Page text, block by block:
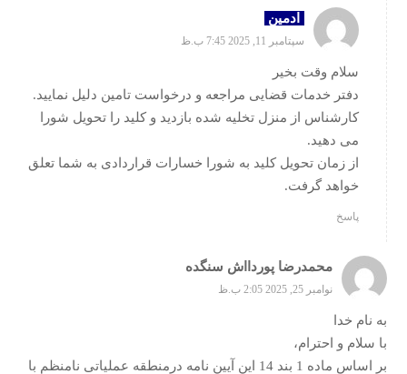
ادمین
سپتامبر 11, 2025 7:45 ب.ظ
سلام وقت بخیر
دفتر خدمات قضایی مراجعه و درخواست تامین دلیل نمایید.
کارشناس از منزل تخلیه شده بازدید و کلید را تحویل شورا
می دهید.
از زمان تحویل کلید به شورا خسارات قراردادی به شما تعلق
خواهد گرفت.
پاسخ
محمدرضا پوردااش سنگده
نوامبر 25, 2025 2:05 ب.ظ
به نام خدا
با سلام و احترام،
بر اساس ماده 1 بند 14 این آیین نامه درمنطقه عملیاتی نامنظم با